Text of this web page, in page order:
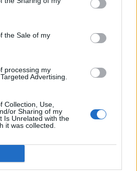
the Sale of my
processing my
Advertising.
Collection, Use,
or Sharing of my
Is Unrelated with the
it was collected.
ότι ο αριθμός είναι
Το 2021, μια ομάδα Σουηδών
μια μελέτη στην οποία
150 είναι μια υποεκτίμηση
με ακρίβεια το ανώτατο
της εκτίμησης του Dunbar
ανθρώπων και μη ανθρώπινων
στις ίδιες εξελικτικές
αναπτύσσονται με